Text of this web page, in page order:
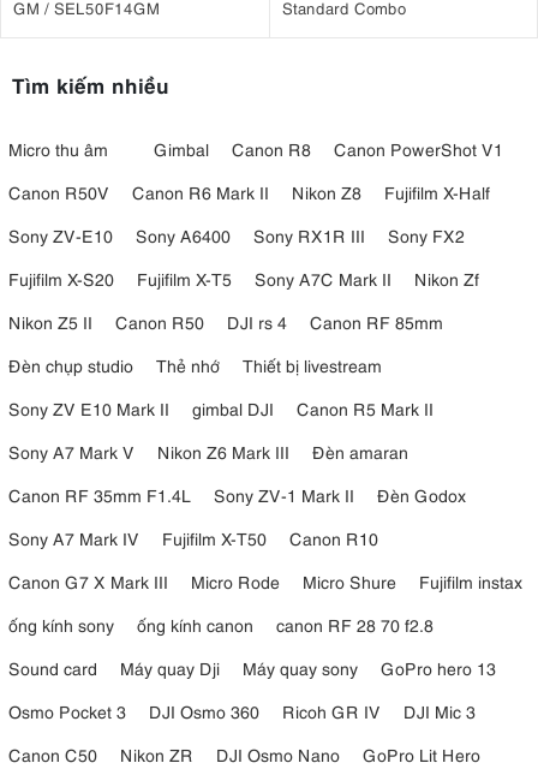
GM / SEL50F14GM
Standard Combo
Tìm kiếm nhiều
Micro thu âm Gimbal Canon R8
Canon PowerShot V1
Canon R50V
Canon R6 Mark II Nikon Z8
Fujifilm X-Half
Sony ZV-E10
Sony A6400 Sony RX1R III
Sony FX2
Fujifilm X-S20
Fujifilm X-T5 Sony A7C Mark II
Nikon Zf
Nikon Z5 II
Canon R50 DJI rs 4
Canon RF 85mm
Đèn chụp studio
Thẻ nhớ
Thiết bị livestream
Sony ZV E10 Mark II
gimbal DJI
Canon R5 Mark II
Sony A7 Mark V
Nikon Z6 Mark III
Đèn amaran
Canon RF 35mm F1.4L
Sony ZV-1 Mark II
Đèn Godox
Sony A7 Mark IV
Fujifilm X-T50
Canon R10
Canon G7 X Mark III
Micro Rode Micro Shure
Fujifilm instax
ống kính sony
ống kính canon
canon RF 28 70 f2.8
Sound card
Máy quay Dji Máy quay sony
GoPro hero 13
Osmo Pocket 3
DJI Osmo 360 Ricoh GR IV
DJI Mic 3
Canon C50
Nikon ZR DJI Osmo Nano
GoPro Lit Hero